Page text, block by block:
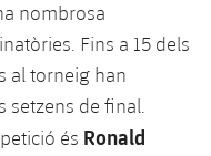
nombrosa
Fins a 15 dels
al torneig han
setzens de final.
és Ronald